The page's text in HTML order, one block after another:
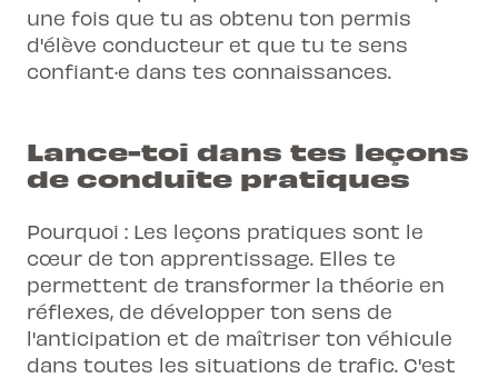
une fois que tu as obtenu ton permis
d'élève conducteur et que tu te sens
confiant·e dans tes connaissances.
Lance-toi dans tes leçons
de conduite pratiques
Pourquoi : Les leçons pratiques sont le
cœur de ton apprentissage. Elles te
permettent de transformer la théorie en
réflexes, de développer ton sens de
l'anticipation et de maîtriser ton véhicule
dans toutes les situations de trafic. C'est